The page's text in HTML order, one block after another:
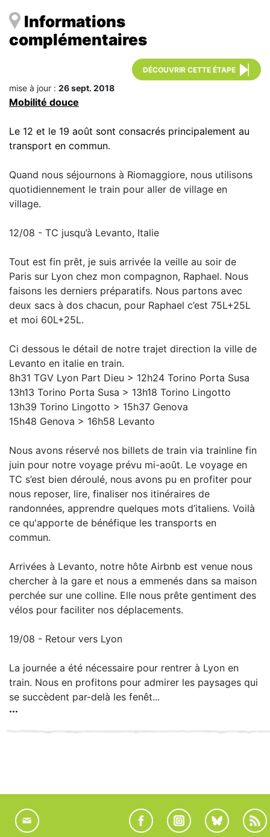
Informations
complémentaires
DÉCOUVRIR CETTE ÉTAPE
mise à jour : 26 sept. 2018
Mobilité douce
Le 12 et le 19 août sont consacrés principalement au
transport en commun.
Quand nous séjournons à Riomaggiore, nous utilisons
quotidiennement le train pour aller de village en
village.
12/08 - TC jusqu’à Levanto, Italie
Tout est fin prêt, je suis arrivée la veille au soir de
Paris sur Lyon chez mon compagnon, Raphael. Nous
faisons les derniers préparatifs. Nous partons avec
deux sacs à dos chacun, pour Raphael c’est 75L+25L
et moi 60L+25L.
Ci dessous le détail de notre trajet direction la ville de
Levanto en italie en train.
8h31 TGV Lyon Part Dieu > 12h24 Torino Porta Susa
13h13 Torino Porta Susa > 13h18 Torino Lingotto
13h39 Torino Lingotto > 15h37 Genova
15h48 Genova > 16h58 Levanto
Nous avons réservé nos billets de train via trainline fin
juin pour notre voyage prévu mi-août. Le voyage en
TC s’est bien déroulé, nous avons pu en profiter pour
nous reposer, lire, finaliser nos itinéraires de
randonnées, apprendre quelques mots d’italiens. Voilà
ce qu'apporte de bénéfique les transports en
commun.
Arrivées à Levanto, notre hôte Airbnb est venue nous
chercher à la gare et nous a emmenés dans sa maison
perchée sur une colline. Elle nous prête gentiment des
vélos pour faciliter nos déplacements.
19/08 - Retour vers Lyon
La journée a été nécessaire pour rentrer à Lyon en
train. Nous en profitons pour admirer les paysages qui
se succèdent par-delà les fenêt...